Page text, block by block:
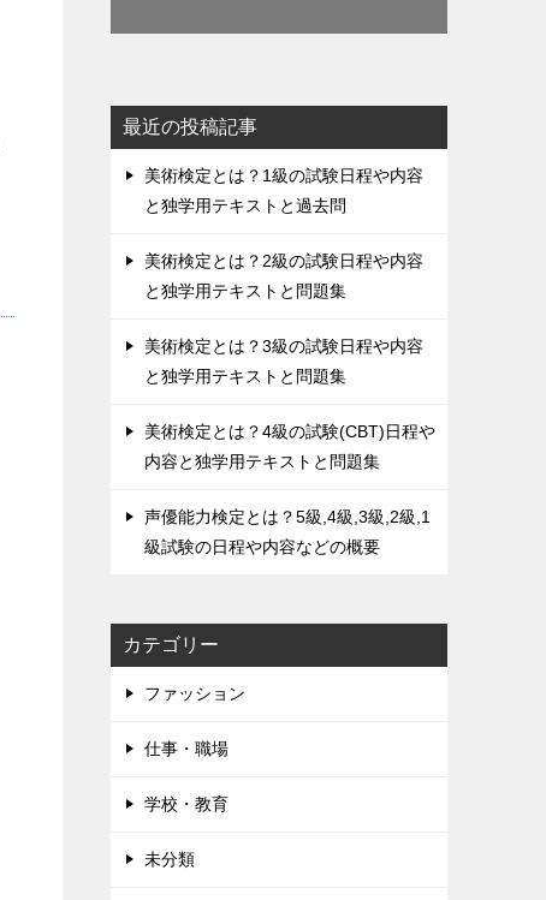
最近の投稿記事
美術検定とは？1級の試験日程や内容
と独学用テキストと過去問
美術検定とは？2級の試験日程や内容
と独学用テキストと問題集
美術検定とは？3級の試験日程や内容
と独学用テキストと問題集
美術検定とは？4級の試験(CBT)日程や
内容と独学用テキストと問題集
声優能力検定とは？5級,4級,3級,2級,1
級試験の日程や内容などの概要
カテゴリー
ファッション
仕事・職場
学校・教育
未分類